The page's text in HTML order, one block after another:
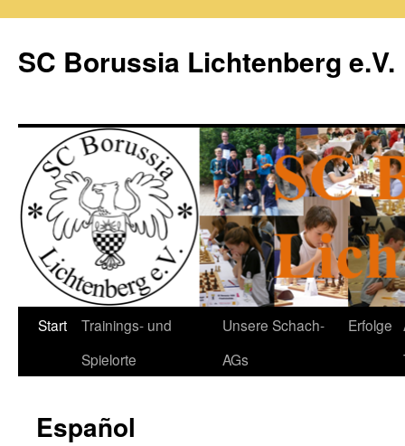
springen
SC Borussia Lichtenberg e.V.
Start
Trainings- und
Spielorte
Unsere Schach-
AGs
Erfolge
Español